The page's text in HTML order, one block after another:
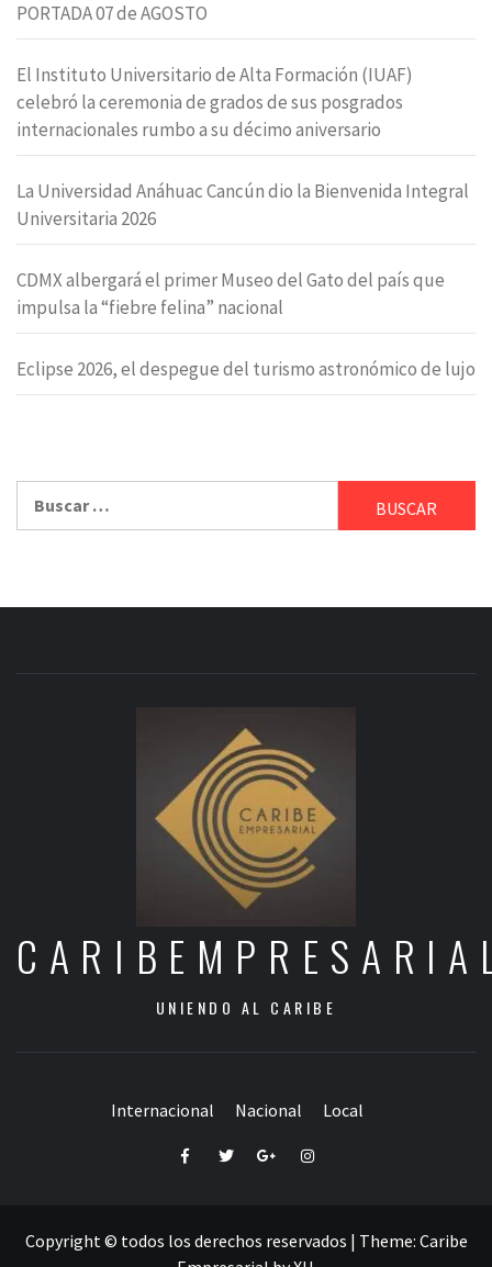
PORTADA 07 de AGOSTO
El Instituto Universitario de Alta Formación (IUAF)
celebró la ceremonia de grados de sus posgrados
internacionales rumbo a su décimo aniversario
La Universidad Anáhuac Cancún dio la Bienvenida Integral
Universitaria 2026
CDMX albergará el primer Museo del Gato del país que
impulsa la “fiebre felina” nacional
Eclipse 2026, el despegue del turismo astronómico de lujo
UNIENDO AL CARIBE
Internacional Nacional Local
FacebookTwitterGoogle+Instagram
Copyright © todos los derechos reservados | Theme: Caribe